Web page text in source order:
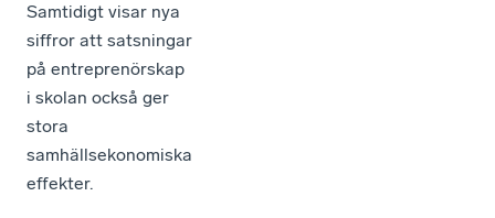
Samtidigt visar nya
siffror att satsningar
på entreprenörskap
i skolan också ger
stora
samhällsekonomiska
effekter.